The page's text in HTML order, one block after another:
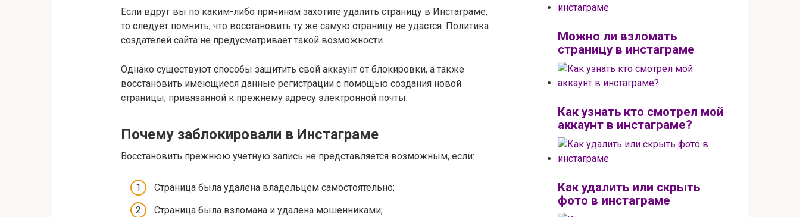
Если вдруг вы по каким-либо причинам захотите удалить страницу в Инстаграме,
то следует помнить, что восстановить ту же самую страницу не удастся. Политика
создателей сайта не предусматривает такой возможности.
Однако существуют способы защитить свой аккаунт от блокировки, а также
восстановить имеющиеся данные регистрации с помощью создания новой
страницы, привязанной к прежнему адресу электронной почты.
Почему заблокировали в Инстаграме
Восстановить прежнюю учетную запись не представляется возможным, если:
Страница была удалена владельцем самостоятельно;
Страница была взломана и удалена мошенниками;
Можно ли взломать
страницу в инстаграме
Как узнать кто смотрел мой
аккаунт в инстаграме?
Как удалить или скрыть
фото в инстаграме